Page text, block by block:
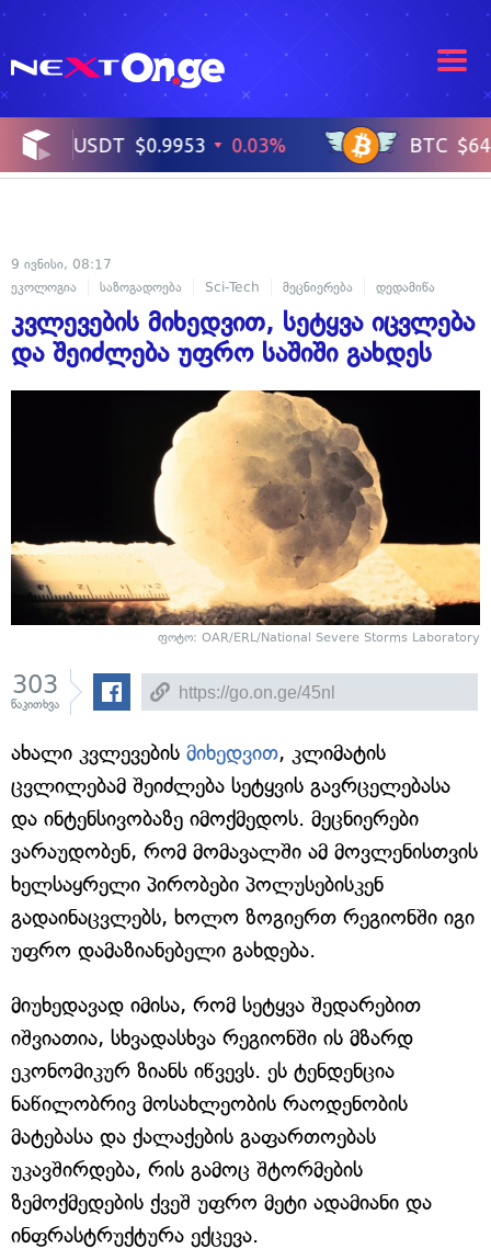
9 ივნისი, 08:17
ეკოლოგია
საზოგადოება Sci-Tech მეცნიერება დედამიწა
კვლევების მიხედვით, სეტყვა იცვლება
და შეიძლება უფრო საშიში გახდეს
ფოტო: OAR/ERL/National Severe Storms Laboratory
303
წაკითხვა
ახალი კვლევების მიხედვით, კლიმატის
ცვლილებამ შეიძლება სეტყვის გავრცელებასა
და ინტენსივობაზე იმოქმედოს. მეცნიერები
ვარაუდობენ, რომ მომავალში ამ მოვლენისთვის
ხელსაყრელი პირობები პოლუსებისკენ
გადაინაცვლებს, ხოლო ზოგიერთ რეგიონში იგი
უფრო დამაზიანებელი გახდება.
მიუხედავად იმისა, რომ სეტყვა შედარებით
იშვიათია, სხვადასხვა რეგიონში ის მზარდ
ეკონომიკურ ზიანს იწვევს. ეს ტენდენცია
ნაწილობრივ მოსახლეობის რაოდენობის
მატებასა და ქალაქების გაფართოებას
უკავშირდება, რის გამოც შტორმების
ზემოქმედების ქვეშ უფრო მეტი ადამიანი და
ინფრასტრუქტურა ექცევა.